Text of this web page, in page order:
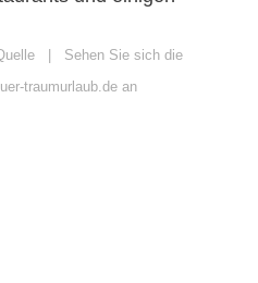
| Sehen Sie sich die
traumurlaub.de an